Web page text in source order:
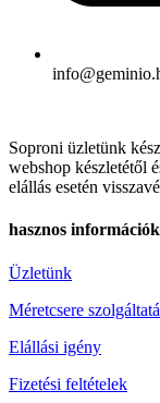
Soproni üzletünk
webshop készletétől
elállás esetén
hasznos információk
Üzletünk
Méretcsere
Elállási igény
Fizetési feltételek